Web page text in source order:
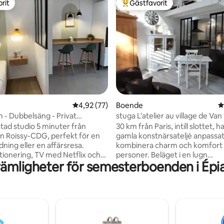
betyg, 431 omdömen
4,92 av 5 i genomsnittligt betyg, 77
4,92 (77)
- Dubbelsäng - Privat
studio 5 minuter från
Roissy-CDG, perfekt för en
eller en affärsresa.
TV med Netflix och
kanaler, höghastighets-
privat utomhusterrass,
Populär gästfavorit
Gästfavorit
Boende
stuga L'atelier au village de Van
30 km från Paris, intill slottet,
gamla konstnärsateljé
kombinera charm och komfort
personer. Beläget i en lugn
återvändsgränd men 10
från stadskärna. Luftkonditionerat
elfordon (extra). Nytt
dig en stund av avkoppling i din
för semesterboenden i